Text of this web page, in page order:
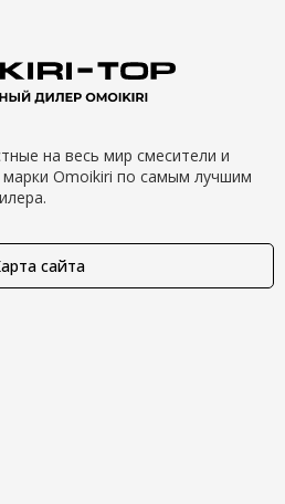
на весь мир смесители и
Omoikiri по самым лучшим
сайта